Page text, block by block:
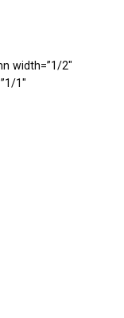
width=”1/2″
1″